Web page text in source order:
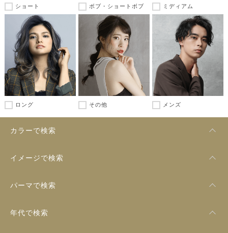
ショート ボブ・ショートボブ ミディアム
ロング その他 メンズ
カラーで検索
イメージで検索
パーマで検索
年代で検索